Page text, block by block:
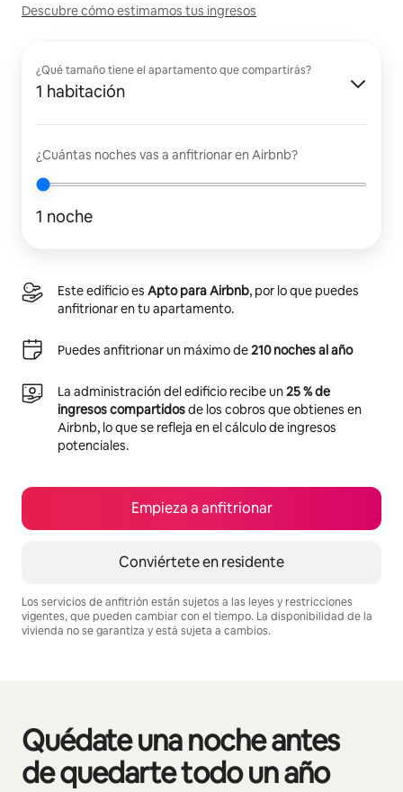
Descubre cómo estimamos tus ingresos
¿Qué tamaño tiene el apartamento que compartirás?
1 habitación
¿Cuántas noches vas a anfitrionar en Airbnb?
1 noche
Este edificio es Apto para Airbnb, por lo que puedes
anfitrionar en tu apartamento.
Puedes anfitrionar un máximo de210 noches al año
La administración del edificio recibe un25 % de
ingresos compartidosde los cobros que obtienes en
Airbnb, lo que se refleja en el cálculo de ingresos
potenciales.
Empieza a anfitrionar
Conviértete en residente
Los servicios de anfitrión están sujetos a las leyes y restricciones
vigentes, que pueden cambiar con el tiempo. La disponibilidad de la
vivienda no se garantiza y está sujeta a cambios.
Quédate una noche antes
de quedarte todo un año
Se muestran0 de 0 elementos